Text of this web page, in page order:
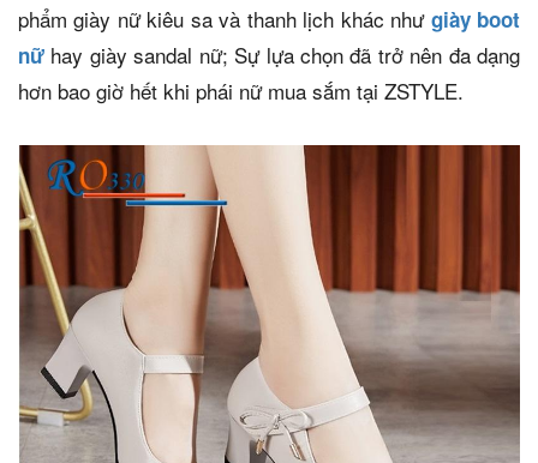
phẩm giày nữ kiêu sa và thanh lịch khác như giày boot
nữ hay giày sandal nữ; Sự lựa chọn đã trở nên đa dạng
hơn bao giờ hết khi phái nữ mua sắm tại ZSTYLE.